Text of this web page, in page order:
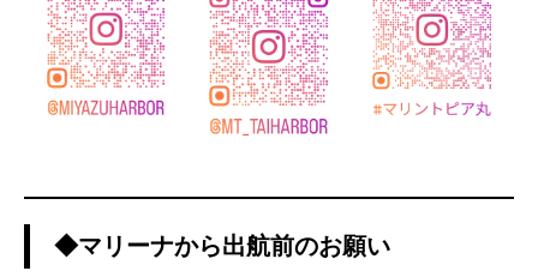
◆マリーナから出航前のお願い